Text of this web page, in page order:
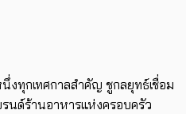
งทุกเทศกาลสำคัญ ชูกลยุทธ์เชื่อม
นด์ร้านอาหารแห่งครอบครัว